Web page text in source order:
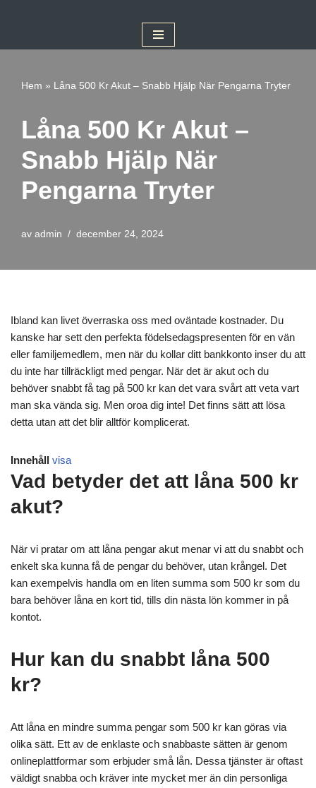
Hem » Låna 500 Kr Akut – Snabb Hjälp När Pengarna Tryter
Låna 500 Kr Akut –
Snabb Hjälp När
Pengarna Tryter
av admin december 24, 2024
Ibland kan livet överraska oss med oväntade kostnader. Du
kanske har sett den perfekta födelsedagspresenten för en vän
eller familjemedlem, men när du kollar ditt bankkonto inser du att
du inte har tillräckligt med pengar. När det är akut och du
behöver snabbt få tag på 500 kr kan det vara svårt att veta vart
man ska vända sig. Men oroa dig inte! Det finns sätt att lösa
detta utan att det blir alltför komplicerat.
Innehåll visa
Vad betyder det att låna 500 kr
akut?
När vi pratar om att låna pengar akut menar vi att du snabbt och
enkelt ska kunna få de pengar du behöver, utan krångel. Det
kan exempelvis handla om en liten summa som 500 kr som du
bara behöver låna en kort tid, tills din nästa lön kommer in på
kontot.
Hur kan du snabbt låna 500
kr?
Att låna en mindre summa pengar som 500 kr kan göras via
olika sätt. Ett av de enklaste och snabbaste sätten är genom
onlineplattformar som erbjuder små lån. Dessa tjänster är oftast
väldigt snabba och kräver inte mycket mer än din personliga